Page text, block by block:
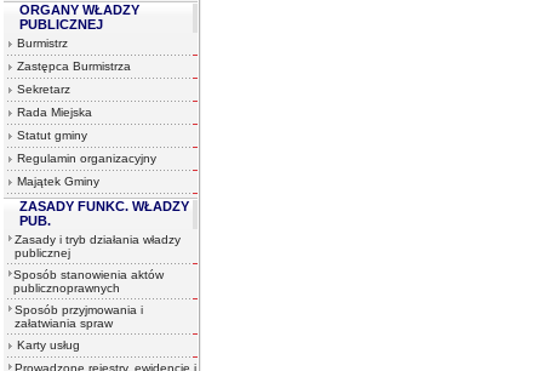
ORGANY WŁADZY
PUBLICZNEJ
Burmistrz
Zastępca Burmistrza
Sekretarz
Rada Miejska
Statut gminy
Regulamin organizacyjny
Majątek Gminy
ZASADY FUNKC. WŁADZY
PUB.
Zasady i tryb działania władzy
publicznej
Sposób stanowienia aktów
publicznoprawnych
Sposób przyjmowania i
załatwiania spraw
Karty usług
Prowadzone rejestry, ewidencje i